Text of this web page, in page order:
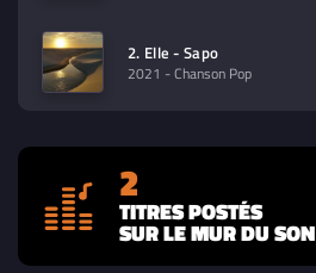
2. Elle - Sapo
2021 - Chanson Pop
2
TITRES POSTÉS
SUR LE MUR DU SON